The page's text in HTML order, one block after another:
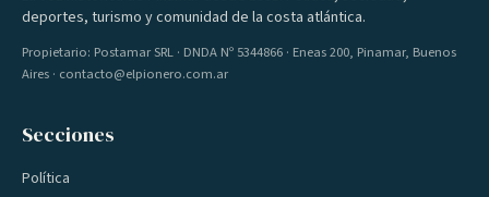
deportes, turismo y comunidad de la costa atlántica.
Propietario: Postamar SRL · DNDA Nº 5344866 · Eneas 200, Pinamar, Buenos
Aires · contacto@elpionero.com.ar
Secciones
Política